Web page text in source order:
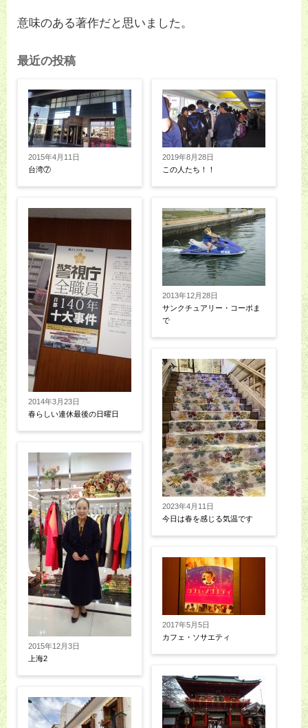
意味のある著作だと思いました。
最近の投稿
2015年4月11日
台湾⑦
2014年3月23日
春らしい連休最後の日曜日
2015年12月3日
上海2
2019年8月28日
この人たち！！
2013年12月28日
サンクチュアリー・コーポま
で
2023年4月11日
今日は春を感じる気温です
2017年5月5日
カフェ・ソサエティ